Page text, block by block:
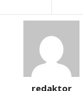
redaktor